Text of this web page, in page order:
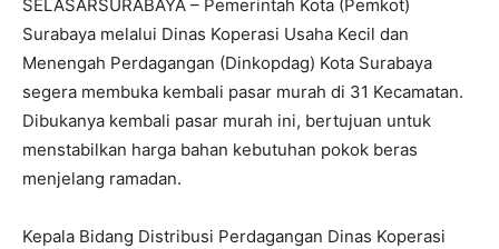
SELASARSURABAYA – Pemerintah Kota (Pemkot)
Surabaya melalui Dinas Koperasi Usaha Kecil dan
Menengah Perdagangan (Dinkopdag) Kota Surabaya
segera membuka kembali pasar murah di 31 Kecamatan.
Dibukanya kembali pasar murah ini, bertujuan untuk
menstabilkan harga bahan kebutuhan pokok beras
menjelang ramadan.
Kepala Bidang Distribusi Perdagangan Dinas Koperasi